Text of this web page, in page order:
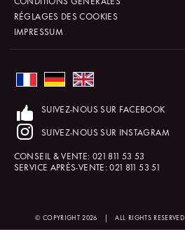
RÉGLAGES DES COOKIES
IMPRESSUM
SUIVEZ-NOUS SUR FACEBOOK
SUIVEZ-NOUS SUR INSTAGRAM
CONSEIL & VENTE: 021 811 53 53
SERVICE APRÈS-VENTE:021 811 53 51
© COPYRIGHT 2026 | ALL RIGHTS RESERVED